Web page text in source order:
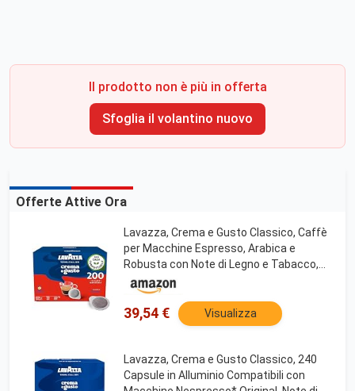
Il prodotto non è più in offerta
Sfoglia il volantino nuovo
Offerte Attive Ora
Lavazza, Crema e Gusto Classico, Caffè
per Macchine Espresso, Arabica e
Robusta con Note di Legno e Tabacco,
Intensità 8/10, Tostatura Scura, 4
Confezioni Da 50 Cialde
39,54 € Visualizza
Lavazza, Crema e Gusto Classico, 240
Capsule in Alluminio Compatibili con